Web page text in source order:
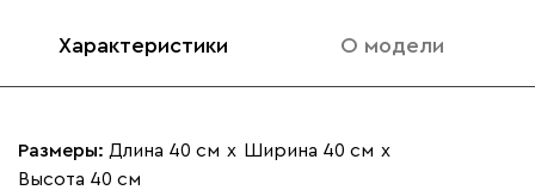
Характеристики О модели
Размеры: Длина 40 см х Ширина 40 см х
Высота 40 см